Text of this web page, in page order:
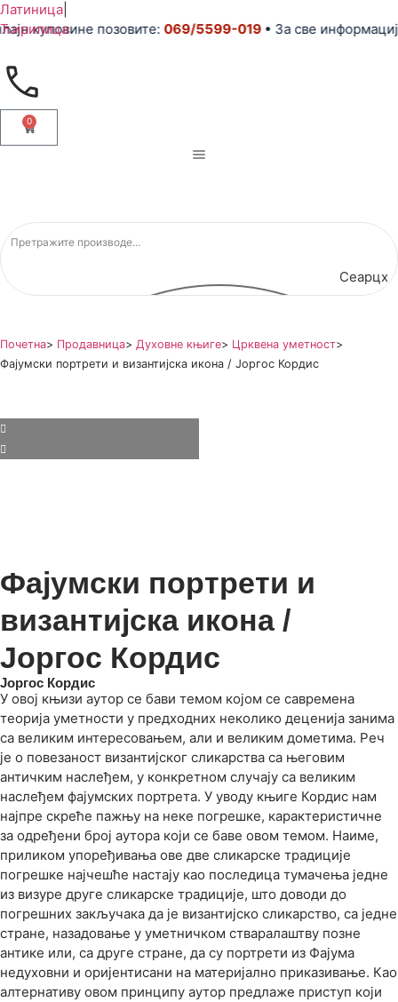
Латиница
Ћирилицапозовите:069/5599-019• За све информације и
0
Сеарцх
Почетна> Продавница> Духовне књиге> Црквена уметност>
Фајумски портрети и византијска икона / Јоргос Кордис
Фајумски портрети и
византијска икона /
Јоргос Кордис
Јоргос Кордис
У овој књизи аутор се бави темом којом се савремена
теорија уметности у предходних неколико деценија занима
са великим интересовањем, али и великим дометима. Реч
је о повезаност византијског сликарства са његовим
античким наслеђем, у конкретном случају са великим
наслеђем фајумских портрета. У уводу књиге Кордис нам
најпре скреће пажњу на неке погрешке, карактеристичне
за одређени број аутора који се баве овом темом. Наиме,
приликом упоређивања ове две сликарске традиције
погрешке најчешће настају као последица тумачења једне
из визуре друге сликарске традиције, што доводи до
погрешних закључака да је византијско сликарство, са једне
стране, назадовање у уметничком стваралаштву позне
антике или, са друге стране, да су портрети из Фајума
недуховни и оријентисани на материјално приказивање. Као
алтернативу овом принципу аутор предлаже приступ који